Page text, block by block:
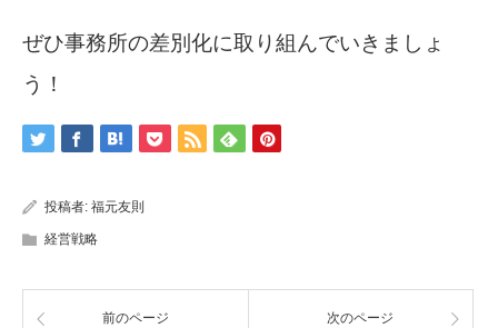
ぜひ事務所の差別化に取り組んでいきましょ
う！
投稿者: 福元友則
経営戦略
前のページ 次のページ